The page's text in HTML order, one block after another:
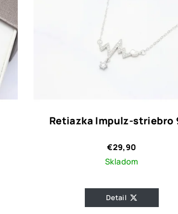
Retiazka Impulz-striebro
€29,90
Skladom
Detail